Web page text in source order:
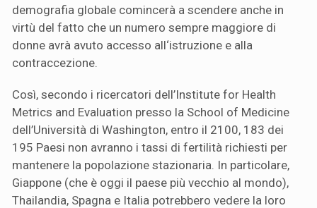
demografia globale comincerà a scendere anche in
virtù del fatto che un numero sempre maggiore di
donne avrà avuto accesso all‘istruzione e alla
contraccezione.
Così, secondo i ricercatori dell’Institute for Health
Metrics and Evaluation presso la School of Medicine
dell’Università di Washington, entro il 2100, 183 dei
195 Paesi non avranno i tassi di fertilità richiesti per
mantenere la popolazione stazionaria. In particolare,
Giappone (che è oggi il paese più vecchio al mondo),
Thailandia, Spagna e Italia potrebbero vedere la loro